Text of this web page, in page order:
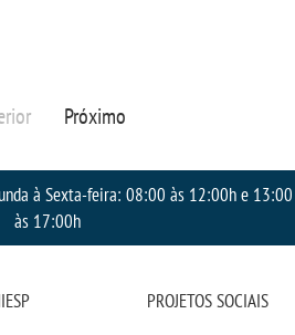
Próximo
à Sexta-feira: 08:00 às 12:00h e 13:00
às 17:00h
PROJETOS SOCIAIS